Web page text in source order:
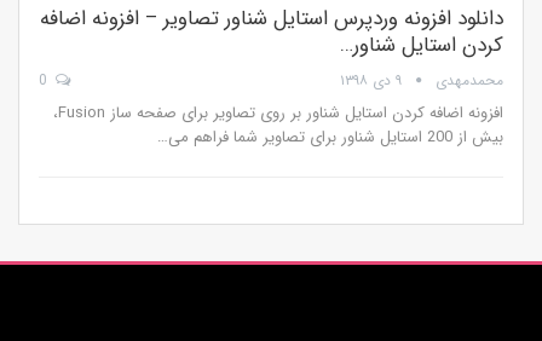
دانلود افزونه وردپرس استایل شناور تصاویر – افزونه اضافه
کردن استایل شناور…
محمدمهدی ۹ دی ۱۳۹۸
افزونه اضافه کردن استایل شناور بر روی تصاویر برای صفحه ساز Fusion،
بیش از 200 استایل شناور برای تصاویر شما فراهم می…